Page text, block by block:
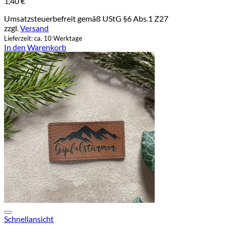
Umsatzsteuerbefreit gemäß UStG §6 Abs.1 Z27
zzgl. Versand
Lieferzeit: ca. 10 Werktage
In den Warenkorb
Schnellansicht